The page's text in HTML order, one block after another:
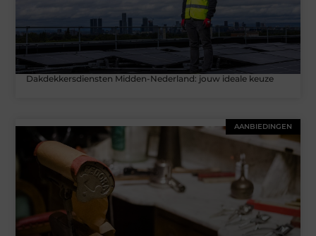
Dakdekkersdiensten Midden-Nederland: jouw ideale keuze
AANBIEDINGEN